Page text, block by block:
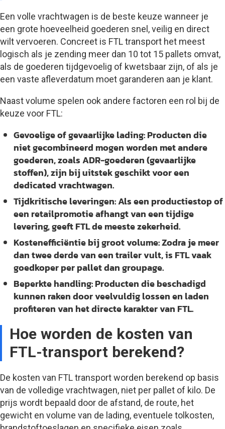
Een volle vrachtwagen is de beste keuze wanneer je
een grote hoeveelheid goederen snel, veilig en direct
wilt vervoeren. Concreet is FTL transport het meest
logisch als je zending meer dan 10 tot 15 pallets omvat,
als de goederen tijdgevoelig of kwetsbaar zijn, of als je
een vaste afleverdatum moet garanderen aan je klant.
Naast volume spelen ook andere factoren een rol bij de
keuze voor FTL:
Gevoelige of gevaarlijke lading:Producten die
niet gecombineerd mogen worden met andere
goederen, zoals ADR-goederen (gevaarlijke
stoffen), zijn bij uitstek geschikt voor een
dedicated vrachtwagen.
Tijdkritische leveringen:Als een productiestop of
een retailpromotie afhangt van een tijdige
levering, geeft FTL de meeste zekerheid.
Kostenefficiëntie bij groot volume:Zodra je meer
dan twee derde van een trailer vult, is FTL vaak
goedkoper per pallet dan groupage.
Beperkte handling:Producten die beschadigd
kunnen raken door veelvuldig lossen en laden
profiteren van het directe karakter van FTL.
Hoe worden de kosten van
FTL-transport berekend?
De kosten van FTL transport worden berekend op basis
van de volledige vrachtwagen, niet per pallet of kilo. De
prijs wordt bepaald door de afstand, de route, het
gewicht en volume van de lading, eventuele tolkosten,